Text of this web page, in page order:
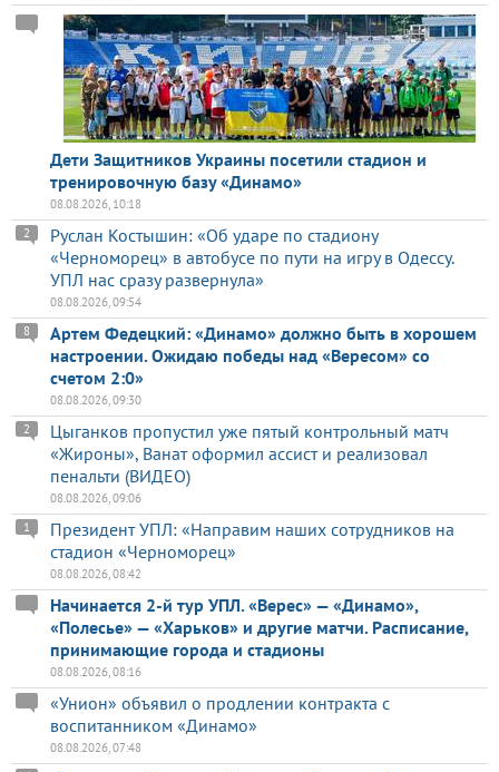
Дети Защитников Украины посетили стадион и
тренировочную базу «Динамо»
08.08.2026, 10:18
Руслан Костышин: «Об ударе по стадиону
«Черноморец» в автобусе по пути на игру в Одессу.
УПЛ нас сразу развернула»
2
08.08.2026, 09:54
Артем Федецкий: «Динамо» должно быть в хорошем
настроении. Ожидаю победы над «Вересом» со
счетом 2:0»
8
08.08.2026, 09:30
Цыганков пропустил уже пятый контрольный матч
«Жироны», Ванат оформил ассист и реализовал
пенальти (ВИДЕО)
2
08.08.2026, 09:06
Президент УПЛ: «Направим наших сотрудников на
стадион «Черноморец»
1
08.08.2026, 08:42
Начинается 2-й тур УПЛ. «Верес» — «Динамо»,
«Полесье» — «Харьков» и другие матчи. Расписание,
принимающие города и стадионы
08.08.2026, 08:16
«Унион» объявил о продлении контракта с
воспитанником «Динамо»
08.08.2026, 07:48